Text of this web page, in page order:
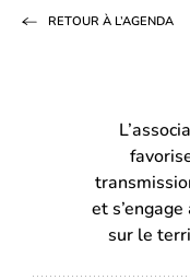
RETOUR À L’AGENDA
et
sur le